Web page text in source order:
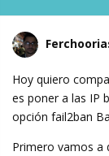
Hoy quiero
es poner a las IP
opción fail2ban
Primero vamos a